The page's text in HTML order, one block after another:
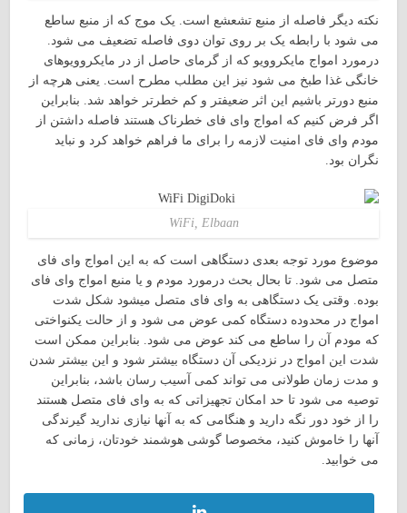
نکته دیگر فاصله از منبع تشعشع است. یک موج که از منبع ساطع
می شود با رابطه یک بر روی توان دوی فاصله تضعیف می شود.
درمورد امواج مایکروویو که از گرمای حاصل از در مایکروویوهای
خانگی غذا طبخ می شود نیز این مطلب مطرح است. یعنی هرچه از
منبع دورتر باشیم این اثر ضعیفتر و کم خطرتر خواهد شد. بنابراین
اگر فرض کنیم که امواج وای فای خطرناک هستند فاصله داشتن از
مودم وای فای امنیت لازمه را برای ما فراهم خواهد کرد و نباید
نگران بود.
WiFi, Elbaan
موضوع مورد توجه بعدی دستگاهی است که به این امواج وای فای
متصل می شود. تا بحال بحث درمورد مودم و یا منبع امواج وای فای
بوده. وقتی یک دستگاهی به وای فای متصل میشود شکل شدت
امواج در محدوده دستگاه کمی عوض می شود و از حالت یکنواختی
که مودم آن را ساطع می کند عوض می شود. بنابراین ممکن است
شدت این امواج در نزدیکی آن دستگاه بیشتر شود و این بیشتر شدن
و مدت زمان طولانی می تواند کمی آسیب رسان باشد، بنابراین
توصیه می شود تا حد امکان تجهیزاتی که به وای فای متصل هستند
را از خود دور نگه دارید و هنگامی که به آنها نیازی ندارید گیرندگی
آنها را خاموش کنید، مخصوصا گوشی هوشمند خودتان، زمانی که
می خوابید.